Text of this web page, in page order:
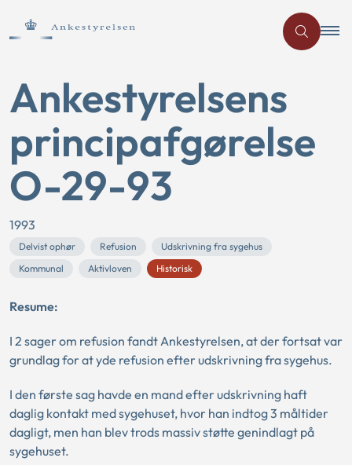
Ankestyrelsens
principafgørelse
O-29-93
1993
Delvist ophør Refusion
Udskrivning fra sygehus
Kommunal
Aktivloven Historisk
Resume:
I 2 sager om refusion fandt Ankestyrelsen, at der fortsat var
grundlag for at yde refusion efter udskrivning fra sygehus.
I den første sag havde en mand efter udskrivning haft
daglig kontakt med sygehuset, hvor han indtog 3 måltider
dagligt, men han blev trods massiv støtte genindlagt på
sygehuset.